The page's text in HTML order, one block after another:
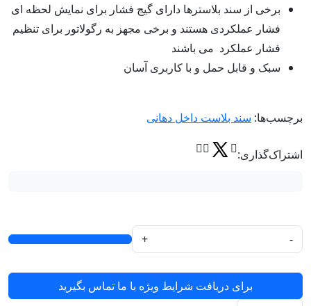
برخی از سند بلاسترها دارای گیج فشار برای نمایش لحظه ای
فشار عملکردی هستند و برخی مجهز به رگولاتور برای تنظیم
فشار عملکرد می باشند
سبک و قابل حمل و با کاربری آسان
برچسب‌ها: سند بلاست داخل دهانی
اشتراک‌گذاری:
-
+
برای دریافت شرایط ویژه با ما تماس بگیرید